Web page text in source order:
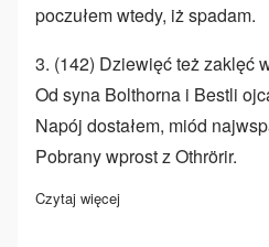
poczułem wtedy, iż spadam.
3. (142) Dziewięć też zaklęć
Od syna Bolthorna i Bestli
Napój dostałem, miód
Pobrany wprost z Othrörir.
Czytaj więcej